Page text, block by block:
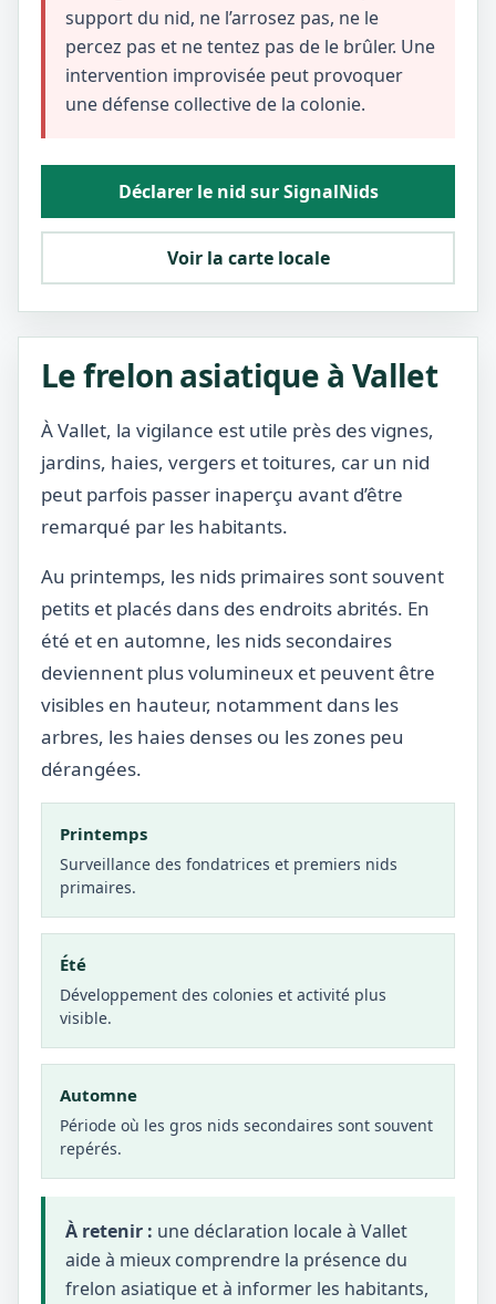
support du nid, ne l’arrosez pas, ne le
percez pas et ne tentez pas de le brûler. Une
intervention improvisée peut provoquer
une défense collective de la colonie.
Déclarer le nid sur SignalNids
Voir la carte locale
Le frelon asiatique à Vallet
À Vallet, la vigilance est utile près des vignes,
jardins, haies, vergers et toitures, car un nid
peut parfois passer inaperçu avant d’être
remarqué par les habitants.
Au printemps, les nids primaires sont souvent
petits et placés dans des endroits abrités. En
été et en automne, les nids secondaires
deviennent plus volumineux et peuvent être
visibles en hauteur, notamment dans les
arbres, les haies denses ou les zones peu
dérangées.
Printemps
Surveillance des fondatrices et premiers nids
primaires.
Été
Développement des colonies et activité plus
visible.
Automne
Période où les gros nids secondaires sont souvent
repérés.
À retenir : une déclaration locale à Vallet
aide à mieux comprendre la présence du
frelon asiatique et à informer les habitants,